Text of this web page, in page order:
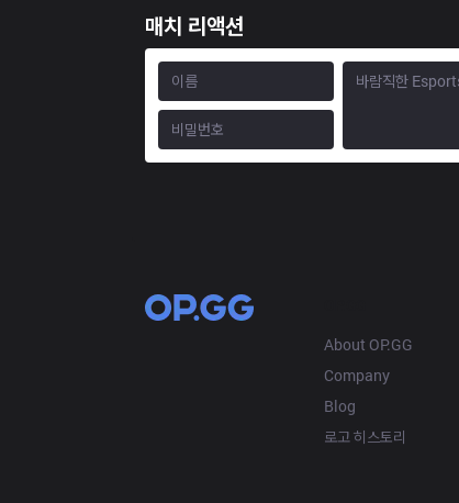
매치 리액션
About OP.GG
Company
Blog
로고 히스토리